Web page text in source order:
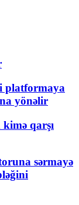
platformaya
yönəlir
qarşı
sərmayə